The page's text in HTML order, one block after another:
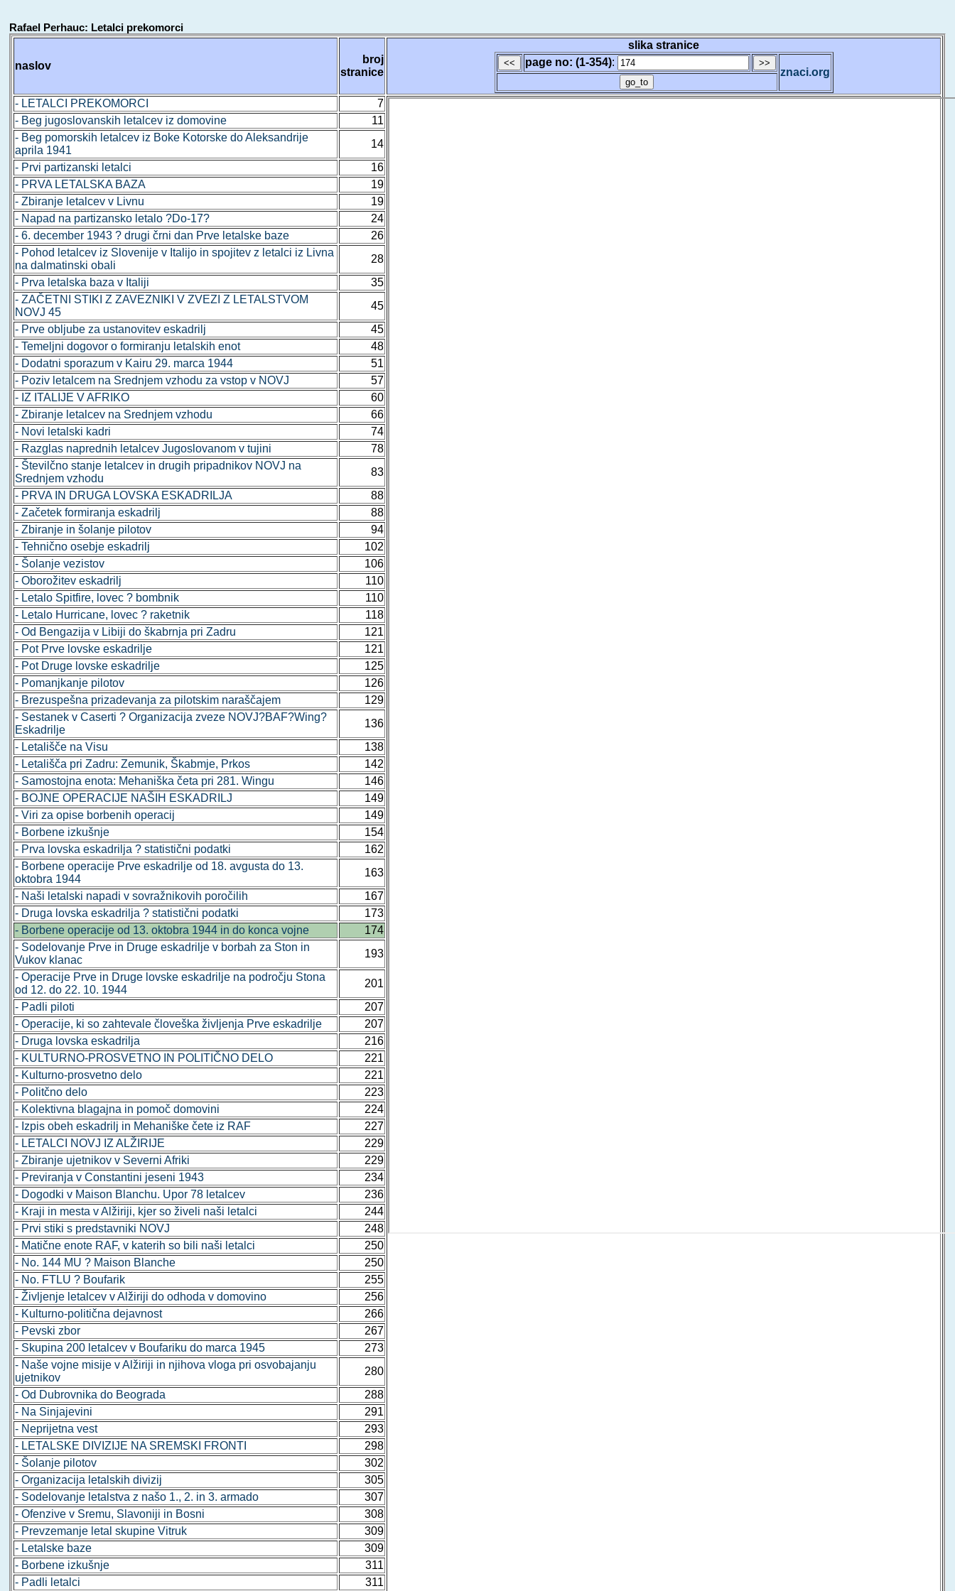
Rafael Perhauc: Letalci prekomorci
naslov
broj
stranice
slika stranice
page no: (1-354):
znaci.org
- LETALCI PREKOMORCI
7
- Beg jugoslovanskih letalcev iz domovine
11
- Beg pomorskih letalcev iz Boke Kotorske do Aleksandrije
aprila 1941
14
- Prvi partizanski letalci
16
- PRVA LETALSKA BAZA
19
- Zbiranje letalcev v Livnu
19
- Napad na partizansko letalo ?Do-17?
24
- 6. december 1943 ? drugi črni dan Prve letalske baze
26
- Pohod letalcev iz Slovenije v Italijo in spojitev z letalci iz Livna
na dalmatinski obali
28
- Prva letalska baza v Italiji
35
- ZAČETNI STIKI Z ZAVEZNIKI V ZVEZI Z LETALSTVOM
NOVJ 45
45
- Prve obljube za ustanovitev eskadrilj
45
- Temeljni dogovor o formiranju letalskih enot
48
- Dodatni sporazum v Kairu 29. marca 1944
51
- Poziv letalcem na Srednjem vzhodu za vstop v NOVJ
57
- IZ ITALIJE V AFRIKO
60
- Zbiranje letalcev na Srednjem vzhodu
66
- Novi letalski kadri
74
- Razglas naprednih letalcev Jugoslovanom v tujini
78
- Številčno stanje letalcev in drugih pripadnikov NOVJ na
Srednjem vzhodu
83
- PRVA IN DRUGA LOVSKA ESKADRILJA
88
- Začetek formiranja eskadrilj
88
- Zbiranje in šolanje pilotov
94
- Tehnično osebje eskadrilj
102
- Šolanje vezistov
106
- Oborožitev eskadrilj
110
- Letalo Spitfire, lovec ? bombnik
110
- Letalo Hurricane, lovec ? raketnik
118
- Od Bengazija v Libiji do škabrnja pri Zadru
121
- Pot Prve lovske eskadrilje
121
- Pot Druge lovske eskadrilje
125
- Pomanjkanje pilotov
126
- Brezuspešna prizadevanja za pilotskim naraščajem
129
- Sestanek v Caserti ? Organizacija zveze NOVJ?BAF?Wing?
Eskadrilje
136
- Letališče na Visu
138
- Letališča pri Zadru: Zemunik, Škabmje, Prkos
142
- Samostojna enota: Mehaniška četa pri 281. Wingu
146
- BOJNE OPERACIJE NAŠIH ESKADRILJ
149
- Viri za opise borbenih operacij
149
- Borbene izkušnje
154
- Prva lovska eskadrilja ? statistični podatki
162
- Borbene operacije Prve eskadrilje od 18. avgusta do 13.
oktobra 1944
163
- Naši letalski napadi v sovražnikovih poročilih
167
- Druga lovska eskadrilja ? statistični podatki
173
- Borbene operacije od 13. oktobra 1944 in do konca vojne
174
- Sodelovanje Prve in Druge eskadrilje v borbah za Ston in
Vukov klanac
193
- Operacije Prve in Druge lovske eskadrilje na področju Stona
od 12. do 22. 10. 1944
201
- Padli piloti
207
- Operacije, ki so zahtevale človeška življenja Prve eskadrilje
207
- Druga lovska eskadrilja
216
- KULTURNO-PROSVETNO IN POLITIČNO DELO
221
- Kulturno-prosvetno delo
221
- Politčno delo
223
- Kolektivna blagajna in pomoč domovini
224
- Izpis obeh eskadrilj in Mehaniške čete iz RAF
227
- LETALCI NOVJ IZ ALŽIRIJE
229
- Zbiranje ujetnikov v Severni Afriki
229
- Previranja v Constantini jeseni 1943
234
- Dogodki v Maison Blanchu. Upor 78 letalcev
236
- Kraji in mesta v Alžiriji, kjer so živeli naši letalci
244
- Prvi stiki s predstavniki NOVJ
248
- Matične enote RAF, v katerih so bili naši letalci
250
- No. 144 MU ? Maison Blanche
250
- No. FTLU ? Boufarik
255
- Življenje letalcev v Alžiriji do odhoda v domovino
256
- Kulturno-politična dejavnost
266
- Pevski zbor
267
- Skupina 200 letalcev v Boufariku do marca 1945
273
- Naše vojne misije v Alžiriji in njihova vloga pri osvobajanju
ujetnikov
280
- Od Dubrovnika do Beograda
288
- Na Sinjajevini
291
- Neprijetna vest
293
- LETALSKE DIVIZIJE NA SREMSKI FRONTI
298
- Šolanje pilotov
302
- Organizacija letalskih divizij
305
- Sodelovanje letalstva z našo 1., 2. in 3. armado
307
- Ofenzive v Sremu, Slavoniji in Bosni
308
- Prevzemanje letal skupine Vitruk
309
- Letalske baze
309
- Borbene izkušnje
311
- Padli letalci
311